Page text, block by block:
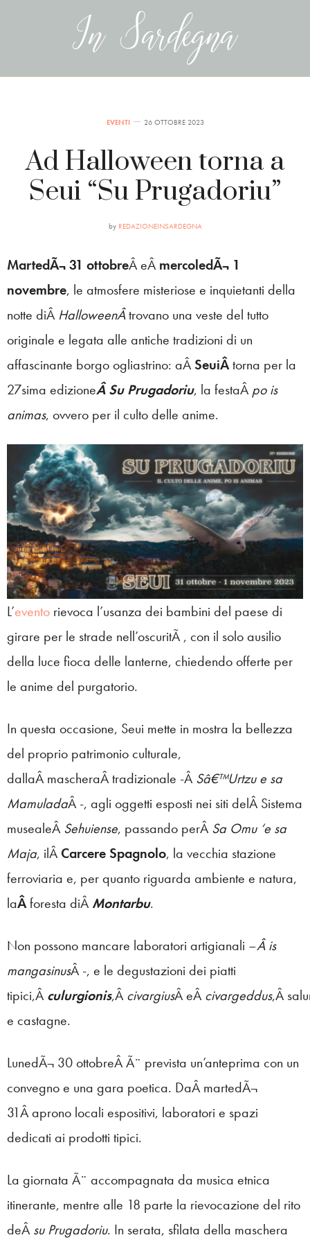
EVENTI 26 OTTOBRE 2023
Ad Halloween torna a
Seui “Su Prugadoriu”
by REDAZIONEINSARDEGNA
MartedÃ¬ 31 ottobreÂ eÂ mercoledÃ¬ 1
novembre, le atmosfere misteriose e inquietanti della
notte diÂ HalloweenÂtrovano una veste del tutto
originale e legata alle antiche tradizioni di un
affascinante borgo ogliastrino: aÂ SeuiÂtorna per la
27sima edizioneÂ Su Prugadoriu, la festaÂ po is
animas, ovvero per il culto delle anime.
L’evento rievoca l’usanza dei bambini del paese di
girare per le strade nell’oscuritÃ , con il solo ausilio
della luce fioca delle lanterne, chiedendo offerte per
le anime del purgatorio.
In questa occasione, Seui mette in mostra la bellezza
del proprio patrimonio culturale,
dallaÂ mascheraÂ tradizionale -Â Sâ€™Urtzu e sa
MamuladaÂ -, agli oggetti esposti nei siti delÂ Sistema
musealeÂ Sehuiense, passando perÂ Sa Omu ‘e sa
Maja, ilÂ Carcere Spagnolo, la vecchia stazione
ferroviaria e, per quanto riguarda ambiente e natura,
laÂforesta diÂ Montarbu.
Non possono mancare laboratori artigianali –Â is
mangasinusÂ -, e le degustazioni dei piatti
tipici,Â culurgionis,Â civargiusÂ eÂ civargeddus,Â
e castagne.
LunedÃ¬ 30 ottobreÂ Ã¨ prevista un’anteprima con un
convegno e una gara poetica. DaÂ martedÃ¬
31Â aprono locali espositivi, laboratori e spazi
dedicati ai prodotti tipici.
La giornata Ã¨ accompagnata da musica etnica
itinerante, mentre alle 18 parte la rievocazione del rito
deÂ su Prugadoriu. In serata, sfilata della maschera